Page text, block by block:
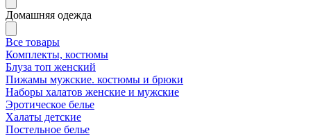
Домашняя одежда
Все товары
Комплекты, костюмы
Блуза топ женский
Пижамы мужские. костюмы и брюки
Наборы халатов женские и мужские
Эротическое белье
Халаты детские
Постельное белье